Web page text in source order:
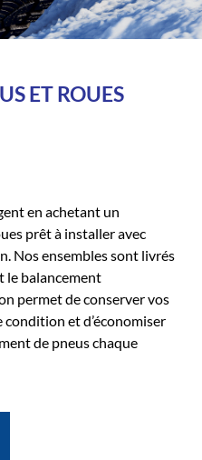
ET ROUES
en achetant un
prêt à installer avec
Nos ensembles sont livrés
le balancement
permet de conserver vos
condition et d’économiser
de pneus chaque